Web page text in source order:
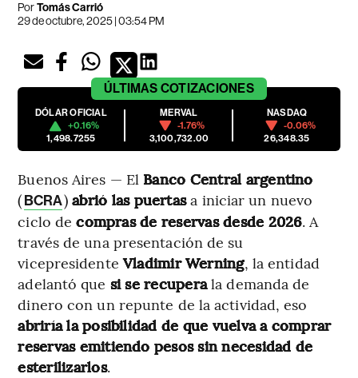
PorTomás Carrió
29 de octubre, 2025 | 03:54 PM
ÚLTIMAS COTIZACIONES
DÓLAR OFICIAL
+0.16%
1,498.7255
MERVAL
-1.76%
3,100,732.00
NASDAQ
-0.06%
26,348.35
Buenos Aires — El Banco Central argentino
(BCRA)abrió las puertasa iniciar un nuevo
ciclo decompras de reservas desde 2026. A
través de una presentación de su
vicepresidenteVladimir Werning, la entidad
adelantó que si se recuperala demanda de
dinero con un repunte de la actividad, eso
abriría la posibilidad de que vuelva a comprar
reservas emitiendo pesos sin necesidad de
esterilizarlos.